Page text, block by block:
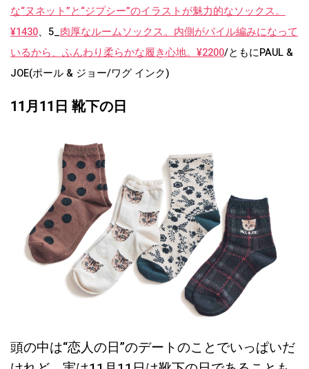
な“ヌネット”と“ジプシー”のイラストが魅力的なソックス。
¥1430、5_肉厚なルームソックス。内側がパイル編みになって
いるから、ふんわり柔らかな履き心地。¥2200/ともにPAUL &
JOE(ポール & ジョー/ワグ インク)
11月11日 靴下の日
頭の中は“恋人の日”のデートのことでいっぱいだ